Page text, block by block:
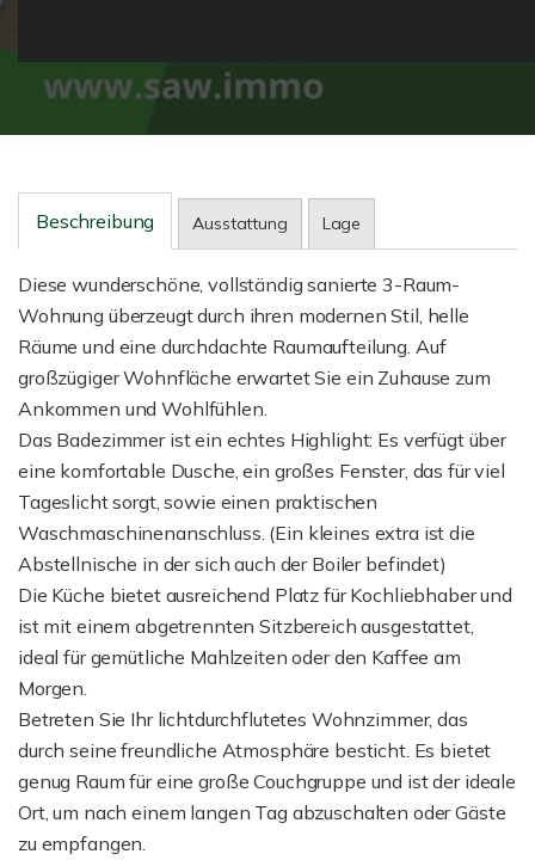
Beschreibung Ausstattung Lage
Diese wunderschöne, vollständig sanierte 3-Raum-
Wohnung überzeugt durch ihren modernen Stil, helle
Räume und eine durchdachte Raumaufteilung. Auf
großzügiger Wohnfläche erwartet Sie ein Zuhause zum
Ankommen und Wohlfühlen.
Das Badezimmer ist ein echtes Highlight: Es verfügt über
eine komfortable Dusche, ein großes Fenster, das für viel
Tageslicht sorgt, sowie einen praktischen
Waschmaschinenanschluss. (Ein kleines extra ist die
Abstellnische in der sich auch der Boiler befindet)
Die Küche bietet ausreichend Platz für Kochliebhaber und
ist mit einem abgetrennten Sitzbereich ausgestattet,
ideal für gemütliche Mahlzeiten oder den Kaffee am
Morgen.
Betreten Sie Ihr lichtdurchflutetes Wohnzimmer, das
durch seine freundliche Atmosphäre besticht. Es bietet
genug Raum für eine große Couchgruppe und ist der ideale
Ort, um nach einem langen Tag abzuschalten oder Gäste
zu empfangen.